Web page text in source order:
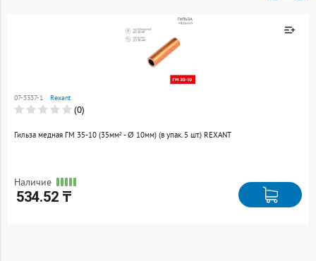
сравнению
07-5357-1 Rexant
(0)
Гильза медная ГМ 35-10 (35мм² - Ø 10мм) (в упак. 5 шт.) REXANT
Наличие
534.52 ₸